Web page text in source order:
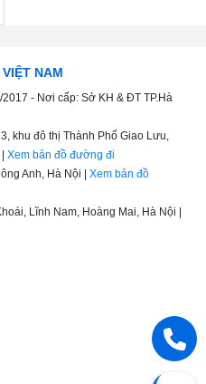
NAM
- Nơi cấp: Sở KH & ĐT TP.Hà
khu đô thị Thành Phố Giao Lưu,
Xem bản đồ đường đi
Anh, Hà Nội | Xem bản đồ
Lĩnh Nam, Hoàng Mai, Hà Nội |